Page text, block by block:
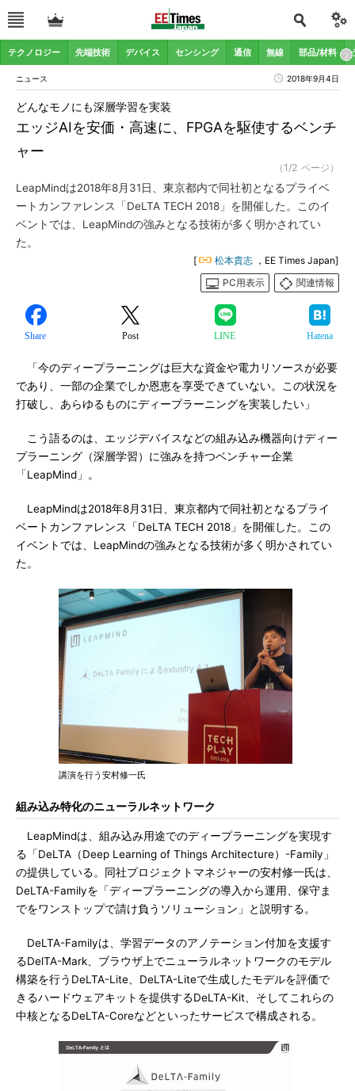
テクノロジー 先端技術 デバイス センシング 通信 無線 部品/材料
ニュース 2018年9月4日
エッジAIを安価・高速に、FPGAを駆使するベンチ
ャー
どんなモノにも深層学習を実装
（1/2 ページ）
LeapMindは2018年8月31日、東京都内で同社初となるプライベ
ートカンファレンス「DeLTA TECH 2018」を開催した。このイ
ベントでは、LeapMindの強みとなる技術が多く明かされてい
た。
[ 松本貴志 ，EE Times Japan]
PC用表示
関連情報
Share Post LINE Hatena
「今のディープラーニングは巨大な資金や電力リソースが必要
であり、一部の企業でしか恩恵を享受できていない。この状況を
打破し、あらゆるものにディープラーニングを実装したい」
こう語るのは、エッジデバイスなどの組み込み機器向けディー
プラーニング（深層学習）に強みを持つベンチャー企業
「LeapMind」。
LeapMindは2018年8月31日、東京都内で同社初となるプライ
ベートカンファレンス「DeLTA TECH 2018」を開催した。この
イベントでは、LeapMindの強みとなる技術が多く明かされてい
た。
講演を行う安村修一氏
組み込み特化のニューラルネットワーク
LeapMindは、組み込み用途でのディープラーニングを実現す
る「DeLTA（Deep Learning of Things Architecture）-Family」
の提供している。同社プロジェクトマネジャーの安村修一氏は、
DeLTA-Familyを「ディープラーニングの導入から運用、保守ま
でをワンストップで請け負うソリューション」と説明する。
DeLTA-Familyは、学習データのアノテーション付加を支援す
るDelTA-Mark、ブラウザ上でニューラルネットワークのモデル
構築を行うDeLTA-Lite、DeLTA-Liteで生成したモデルを評価で
きるハードウェアキットを提供するDeLTA-Kit、そしてこれらの
中核となるDeLTA-Coreなどといったサービスで構成される。